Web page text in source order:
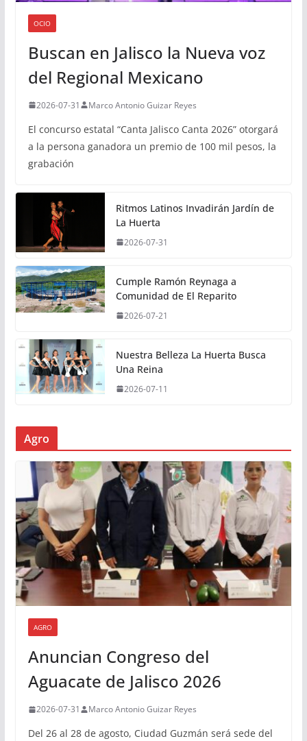
OCIO
Buscan en Jalisco la Nueva voz
del Regional Mexicano
2026-07-31 Marco Antonio Guizar Reyes
El concurso estatal “Canta Jalisco Canta 2026” otorgará
a la persona ganadora un premio de 100 mil pesos, la
grabación
Ritmos Latinos Invadirán Jardín de
La Huerta
2026-07-31
Cumple Ramón Reynaga a
Comunidad de El Reparito
2026-07-21
Nuestra Belleza La Huerta Busca
Una Reina
2026-07-11
Agro
AGRO
Anuncian Congreso del
Aguacate de Jalisco 2026
2026-07-31 Marco Antonio Guizar Reyes
Del 26 al 28 de agosto, Ciudad Guzmán será sede del